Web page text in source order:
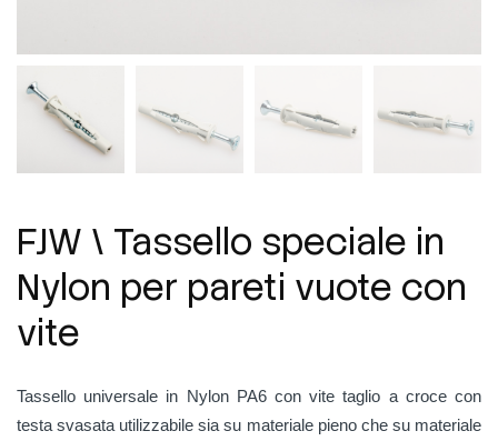
FJW \ Tassello speciale in
Nylon per pareti vuote con
vite
Tassello universale in Nylon PA6 con vite taglio a croce con
testa svasata utilizzabile sia su materiale pieno che su materiale